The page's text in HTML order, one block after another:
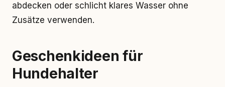
abdecken oder schlicht klares Wasser ohne
Zusätze verwenden.
Geschenkideen für
Hundehalter